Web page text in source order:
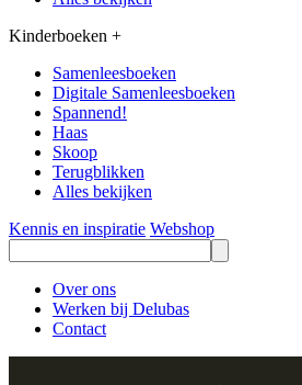
Kinderboeken +
Samenleesboeken
Digitale Samenleesboeken
Spannend!
Haas
Skoop
Terugblikken
Alles bekijken
Kennis en inspiratie Webshop
Over ons
Werken bij Delubas
Contact